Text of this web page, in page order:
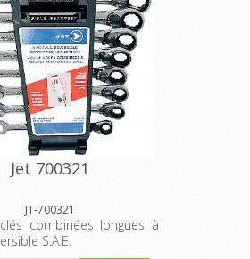
Jet 700321
JT-700321
combinées longues à
S.A.E.